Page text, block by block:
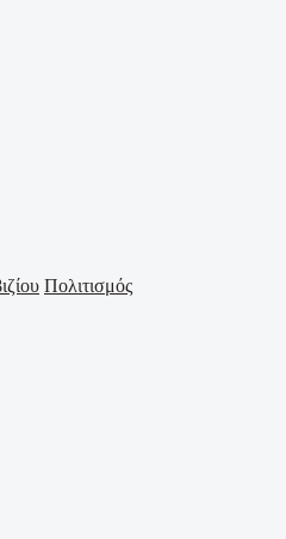
Πολιτισμός